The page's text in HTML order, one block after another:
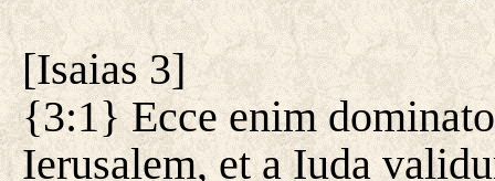
[Isaias 3]
{3:1} Ecce enim
Ierusalem, et a Iuda